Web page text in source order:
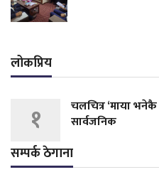
लोकप्रिय
१
चलचित्र ‘माया भनेकै
सार्वजनिक
सम्पर्क ठेगाना